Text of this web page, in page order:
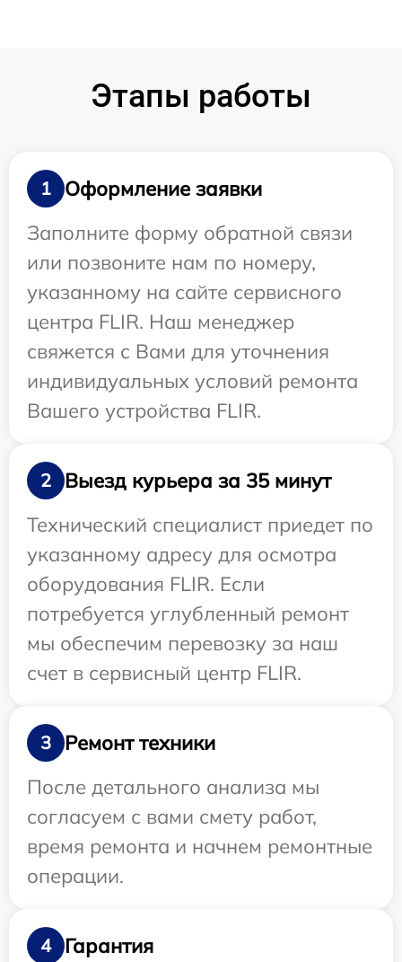
Этапы работы
1
Оформление заявки
Заполните форму обратной связи
или позвоните нам по номеру,
указанному на сайте сервисного
центра FLIR. Наш менеджер
свяжется с Вами для уточнения
индивидуальных условий ремонта
Вашего устройства FLIR.
2
Выезд курьера за 35 минут
Технический специалист приедет по
указанному адресу для осмотра
оборудования FLIR. Если
потребуется углубленный ремонт
мы обеспечим перевозку за наш
счет в сервисный центр FLIR.
3
Ремонт техники
После детального анализа мы
согласуем с вами смету работ,
время ремонта и начнем ремонтные
операции.
4 Гарантия